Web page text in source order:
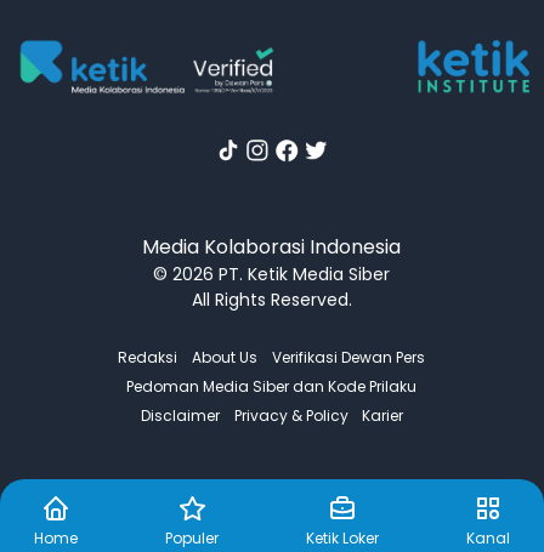
Home Populer Ketik Loker Kanal
Media Kolaborasi Indonesia
© 2026 PT. Ketik Media Siber
All Rights Reserved.
Redaksi About Us
Verifikasi Dewan Pers
Pedoman Media Siber dan Kode Prilaku
Disclaimer
Privacy & Policy Karier